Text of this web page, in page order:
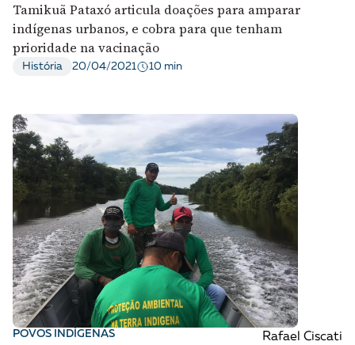
Tamikuã Pataxó articula doações para amparar
indígenas urbanos, e cobra para que tenham
prioridade na vacinação
História 20/04/2021 10 min
POVOS INDÍGENAS Rafael Ciscati